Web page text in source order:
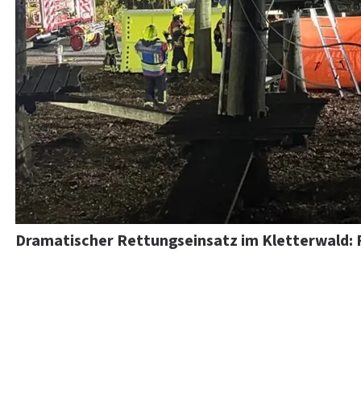
Dramatischer Rettungseinsatz im Kletterwald: